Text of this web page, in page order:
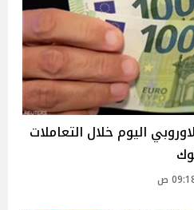
اليوم خلال التعاملات